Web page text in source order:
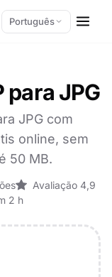
Português
para JPG
JPG com
online, sem
50 MB.
Avaliação 4,9
2 h